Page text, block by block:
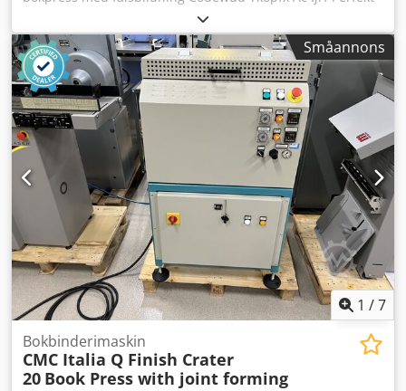
skick, köpt från lager, endast använd som reservmaskin.
Bokpress med rillvärmare. Tillverkad av Schmedt,
Tyskland. Tekniska data: Max format: 400 x 520 x 100 mm
Vikt: 250 kg Strömförsörjning: 380 V + tryckluft.
Småannons
1 /7
Bokbinderimaskin
CMC Italia Q Finish Crater
20 Book Press with joint forming